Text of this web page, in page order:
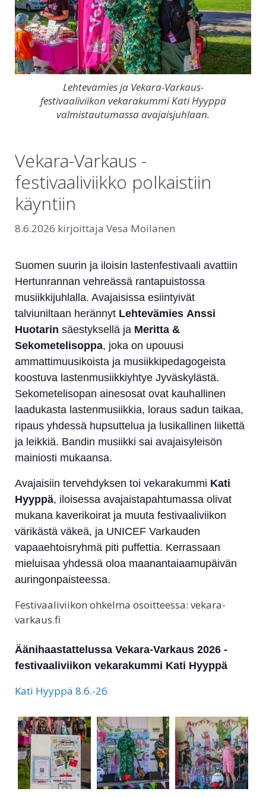
Lehtevämies ja Vekara-Varkaus-
festivaaliviikon vekarakummi Kati Hyyppä
valmistautumassa avajaisjuhlaan.
Vekara-Varkaus -
festivaaliviikko polkaistiin
käyntiin
8.6.2026 kirjoittaja Vesa Moilanen
Suomen suurin ja iloisin lastenfestivaali avattiin
Hertunrannan vehreässä rantapuistossa
musiikkijuhlalla. Avajaisissa esiintyivät
talviuniltaan herännyt Lehtevämies Anssi
Huotarin säestyksellä ja Meritta &
Sekometelisoppa, joka on upouusi
ammattimuusikoista ja musiikkipedagogeista
koostuva lastenmusiikkiyhtye Jyväskylästä.
Sekometelisopan ainesosat ovat kauhallinen
laadukasta lastenmusiikkia, loraus sadun taikaa,
ripaus yhdessä hupsuttelua ja lusikallinen liikettä
ja leikkiä. Bandin musiikki sai avajaisyleisön
mainiosti mukaansa.
Avajaisiin tervehdyksen toi vekarakummi Kati
Hyyppä, iloisessa avajaistapahtumassa olivat
mukana kaverikoirat ja muuta festivaaliviikon
värikästä väkeä, ja UNICEF Varkauden
vapaaehtoisryhmä piti puffettia. Kerrassaan
mieluisaa yhdessä oloa maanantaiaamupäivän
auringonpaisteessa.
Festivaaliviikon ohkelma osoitteessa: vekara-
varkaus.fi
Äänihaastattelussa Vekara-Varkaus 2026 -
festivaaliviikon vekarakummi Kati Hyyppä
Kati Hyyppä 8.6.-26